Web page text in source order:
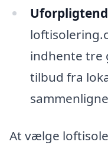
indhente tre
tilbud fra
At vælge